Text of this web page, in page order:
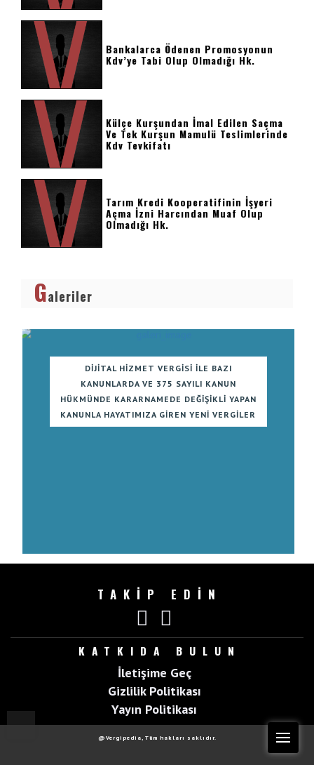
Bankalarca Ödenen Promosyonun
Kdv’ye Tabi Olup Olmadığı Hk.
Külçe Kurşundan İmal Edilen Saçma
Ve Tek Kurşun Mamulü Teslimlerinde
Kdv Tevkifatı
Tarım Kredi Kooperatifinin İşyeri
Açma İzni Harcından Muaf Olup
Olmadığı Hk.
Galeriler
DIJITAL HIZMET VERGISI ILE BAZI
KANUNLARDA VE 375 SAYILI KANUN
HÜKMÜNDE KARARNAMEDE DEĞIŞIKLI YAPAN
KANUNLA HAYATIMIZA GIREN YENI VERGILER
TAKİP EDİN
KATKIDA BULUN
İletişime Geç
Gizlilik Politikası
Yayın Politikası
@Vergipedia, Tüm hakları saklıdır.